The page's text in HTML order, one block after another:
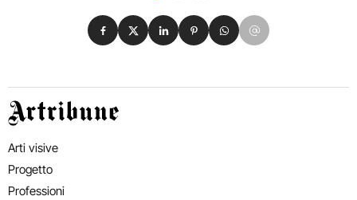
Condividi su Facebook
Condividi su X
Condividi su LinkedIn
Condividi su Pinterest
Condividi su WhatsApp
Condividi su Email
Artribune
Arti visive
Progetto
Professioni